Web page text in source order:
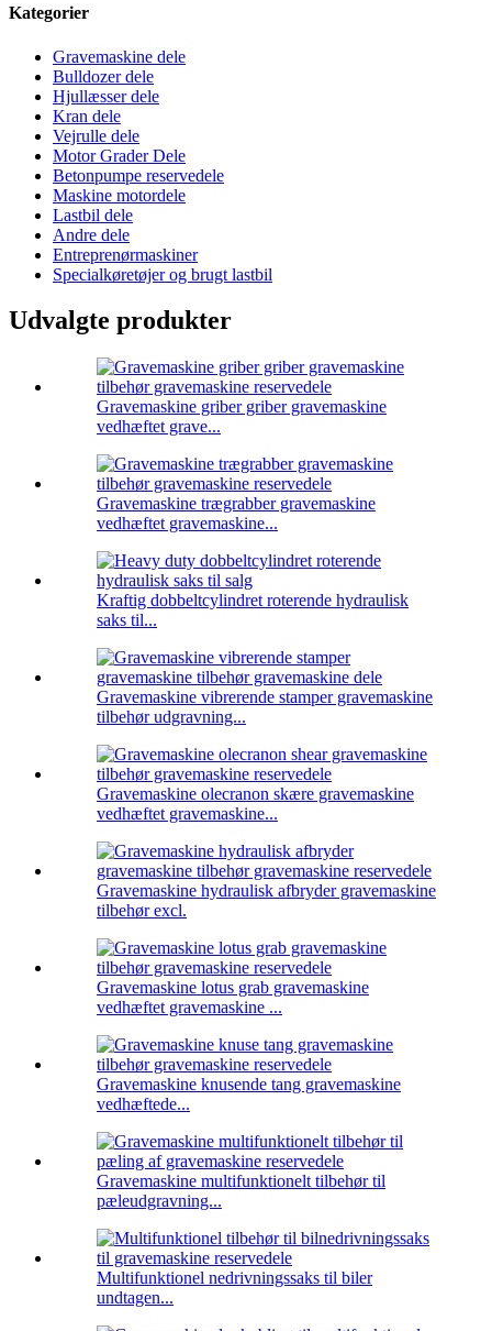
Kategorier
Gravemaskine dele
Bulldozer dele
Hjullæsser dele
Kran dele
Vejrulle dele
Motor Grader Dele
Betonpumpe reservedele
Maskine motordele
Lastbil dele
Andre dele
Entreprenørmaskiner
Specialkøretøjer og brugt lastbil
Udvalgte produkter
Gravemaskine griber griber gravemaskine
vedhæftet grave...
Gravemaskine trægrabber gravemaskine
vedhæftet gravemaskine...
Kraftig dobbeltcylindret roterende hydraulisk
saks til...
Gravemaskine vibrerende stamper gravemaskine
tilbehør udgravning...
Gravemaskine olecranon skære gravemaskine
vedhæftet gravemaskine...
Gravemaskine hydraulisk afbryder gravemaskine
tilbehør excl.
Gravemaskine lotus grab gravemaskine
vedhæftet gravemaskine ...
Gravemaskine knusende tang gravemaskine
vedhæftede...
Gravemaskine multifunktionelt tilbehør til
pæleudgravning...
Multifunktionel nedrivningssaks til biler
undtagen...